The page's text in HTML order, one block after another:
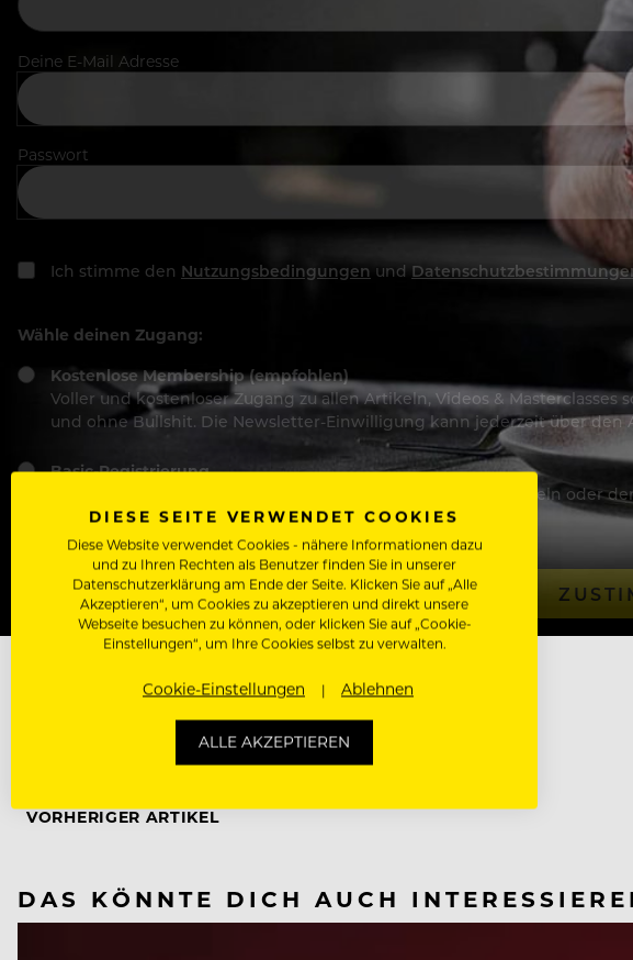
Deine E-Mail Adresse
Passwort
Ich stimme den Nutzungsbedingungen und
Wähle deinen Zugang:
Kostenlose Membership (empfohlen)
Voller und kostenloser Zugang zu allen Artikeln, Videos &
und ohne Bullshit. Die Newsletter-Einwilligung kann jederzeit über
Basic-Registrierung
Mit der Basic-Registrierung habe ich KEINEN Zugang zu Artikeln oder
Bewerber, nutzen.
VORHERIGER ARTIKEL
DAS KÖNNTE DICH AUCH
DIESE SEITE VERWENDET COOKIES
Diese Website verwendet Cookies - nähere Informationen dazu
und zu Ihren Rechten als Benutzer finden Sie in unserer
Datenschutzerklärung am Ende der Seite. Klicken Sie auf „Alle
Akzeptieren“, um Cookies zu akzeptieren und direkt unsere
Webseite besuchen zu können, oder klicken Sie auf „Cookie-
Einstellungen“, um Ihre Cookies selbst zu verwalten.
Cookie-Einstellungen Ablehnen
ALLE AKZEPTIEREN